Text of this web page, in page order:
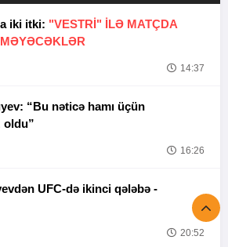
iki itki: "VESTRİ" İLƏ MATÇDA
14:37
“Bu nəticə hamı üçün
oldu”
16:26
Tofiq Musayevdən UFC-də ikinci qələbə -
20:52